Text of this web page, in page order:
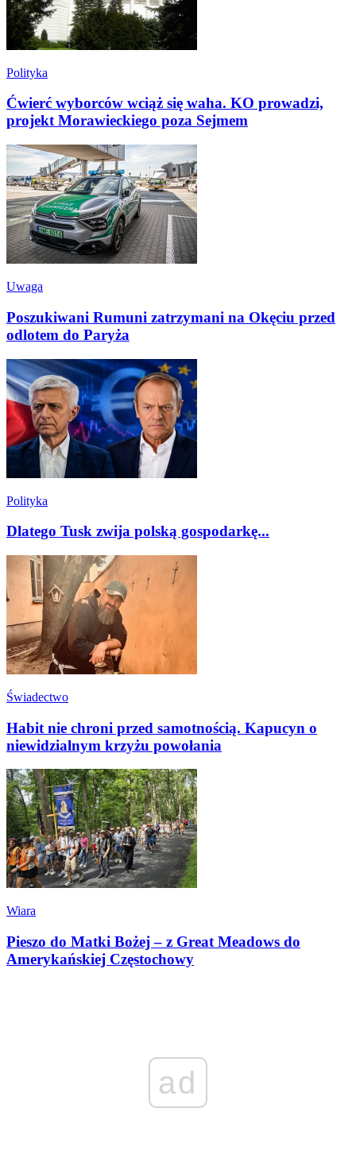
Polityka
Ćwierć wyborców wciąż się waha. KO prowadzi,
projekt Morawieckiego poza Sejmem
Uwaga
Poszukiwani Rumuni zatrzymani na Okęciu przed
odlotem do Paryża
Polityka
Dlatego Tusk zwija polską gospodarkę...
Świadectwo
Habit nie chroni przed samotnością. Kapucyn o
niewidzialnym krzyżu powołania
Wiara
Pieszo do Matki Bożej – z Great Meadows do
Amerykańskiej Częstochowy
ad